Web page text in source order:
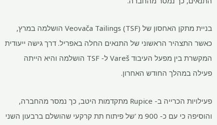
בניית מתקן האחסון של Veovača Tailings (TSF) הושלמה במרץ,
כאשר התצהיר הראשוני של התנאים החלה באפריל. דרך גישה ייעודית
המקשרת בין מפעל העיבוד Vareš ל- TSF הושלמה והיא הייתה
פעילה במהלך החודש האחרון.
פעילויות הכרייה ב- Rupice מתקדמות היטב, כך נמסר מהחברה,
והוסיפה כי עם כ- 900 מ 'של פיתוח תת קרקעי שהושלם ברבעון השני